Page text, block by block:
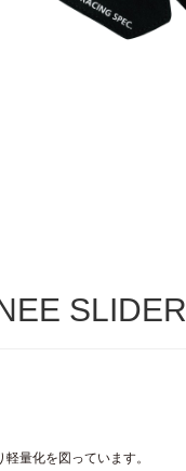
SLIDER
量化を図っています。